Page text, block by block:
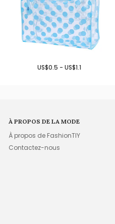
US$0.5 - US$1.1
À PROPOS DE LA MODE
À propos de FashionTIY
Contactez-nous